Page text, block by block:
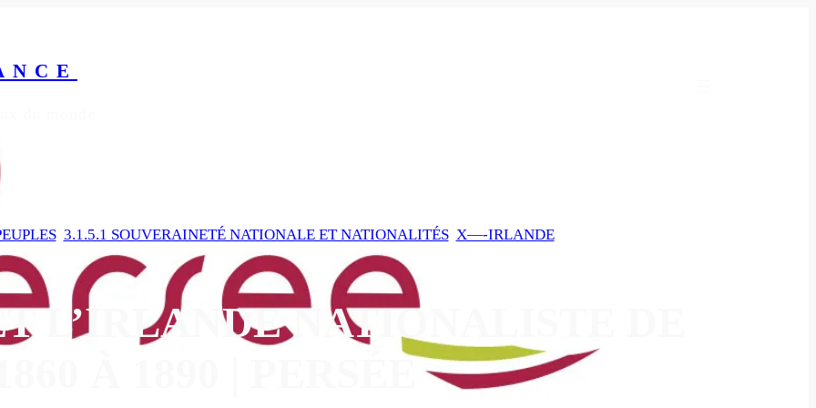
du monde
, 3.1.5.1 SOUVERAINETÉ NATIONALE ET NATIONALITÉS, X—-IRLANDE
L’IRLANDE NATIONALISTE DE
1860 À 1890 | PERSÉE